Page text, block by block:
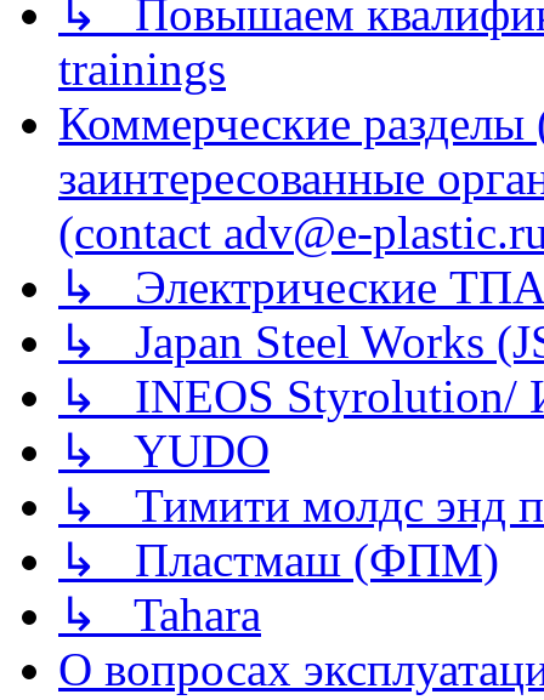
↳ Повышаем
trainings
Коммерческие
заинтересованные
(contact adv@e-
↳ Электрические
↳ Japan Steel Works
↳ INEOS
↳ YUDO
↳ Тимити молдс энд
↳ Пластмаш (ФПМ)
↳ Tahara
О вопросах